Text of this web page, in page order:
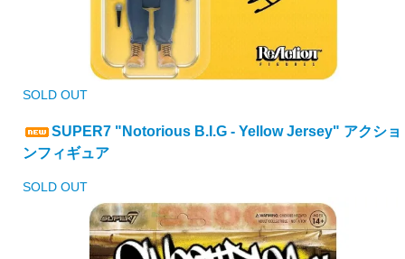
SOLD OUT
SUPER7 "Notorious B.I.G - Yellow Jersey" アクショ
ンフィギュア
SOLD OUT